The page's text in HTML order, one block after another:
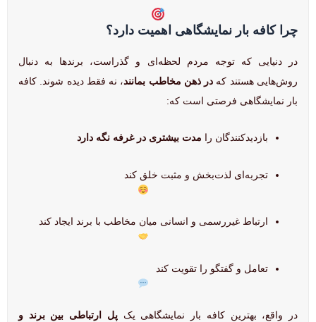
چرا کافه بار نمایشگاهی اهمیت دارد؟
در دنیایی که توجه مردم لحظه‌ای و گذراست، برندها به دنبال
روش‌هایی هستند که در ذهن مخاطب بمانند، نه فقط دیده شوند. کافه
بار نمایشگاهی فرصتی است که:
بازدیدکنندگان را مدت بیشتری در غرفه نگه دارد
تجربه‌ای لذت‌بخش و مثبت خلق کند
ارتباط غیررسمی و انسانی میان مخاطب با برند ایجاد کند
تعامل و گفتگو را تقویت کند
در واقع، بهترین کافه بار نمایشگاهی یکپل ارتباطی بین برند و